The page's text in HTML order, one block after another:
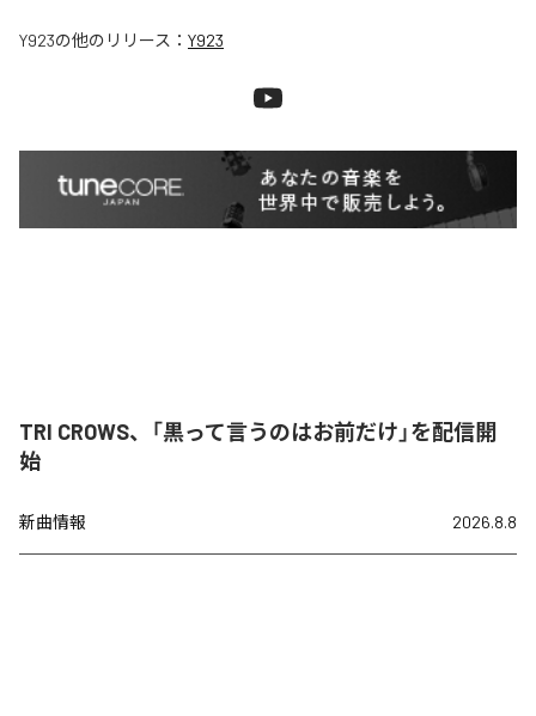
Y923の他のリリース： Y923
TRI CROWS、「黒って言うのはお前だけ」を配信開
始
新曲情報 2026.8.8